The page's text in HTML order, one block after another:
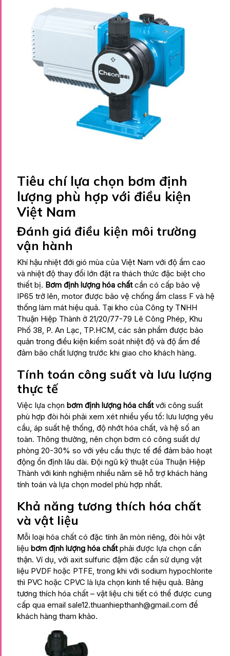
Tiêu chí lựa chọn bơm định
lượng phù hợp với điều kiện
Việt Nam
Đánh giá điều kiện môi trường
vận hành
Khí hậu nhiệt đới gió mùa của Việt Nam với độ ẩm cao
và nhiệt độ thay đổi lớn đặt ra thách thức đặc biệt cho
thiết bị. Bơm định lượng hóa chấtcần có cấp bảo vệ
IP65 trở lên, motor được bảo vệ chống ẩm class F và hệ
thống làm mát hiệu quả. Tại kho của Công ty TNHH
Thuận Hiệp Thành ở 21/20/77-79 Lê Công Phép, Khu
Phố 38, P. An Lạc, TP.HCM, các sản phẩm được bảo
quản trong điều kiện kiểm soát nhiệt độ và độ ẩm để
đảm bảo chất lượng trước khi giao cho khách hàng.
Tính toán công suất và lưu lượng
thực tế
Việc lựa chọn bơm định lượng hóa chấtvới công suất
phù hợp đòi hỏi phải xem xét nhiều yếu tố: lưu lượng yêu
cầu, áp suất hệ thống, độ nhớt hóa chất, và hệ số an
toàn. Thông thường, nên chọn bơm có công suất dự
phòng 20-30% so với yêu cầu thực tế để đảm bảo hoạt
động ổn định lâu dài. Đội ngũ kỹ thuật của Thuận Hiệp
Thành với kinh nghiệm nhiều năm sẽ hỗ trợ khách hàng
tính toán và lựa chọn model phù hợp nhất.
Khả năng tương thích hóa chất
và vật liệu
Mỗi loại hóa chất có đặc tính ăn mòn riêng, đòi hỏi vật
liệu bơm định lượng hóa chấtphải được lựa chọn cẩn
thận. Ví dụ, với axit sulfuric đậm đặc cần sử dụng vật
liệu PVDF hoặc PTFE, trong khi với sodium hypochlorite
thì PVC hoặc CPVC là lựa chọn kinh tế hiệu quả. Bảng
tương thích hóa chất – vật liệu chi tiết có thể được cung
cấp qua email sale12.thuanhiepthanh@gmail.com để
khách hàng tham khảo.